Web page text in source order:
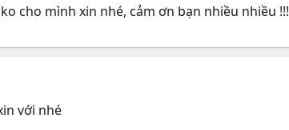
cho mình xin nhé, cảm ơn bạn nhiều nhiều !!!
với nhé